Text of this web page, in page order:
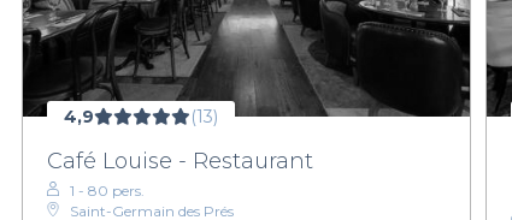
4,9 (13)
Café Louise - Restaurant
1 - 80 pers.
Saint-Germain des Prés